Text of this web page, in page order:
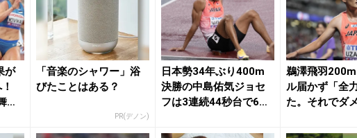
が
台
「音楽のシャワー」浴
びたことはある？
PR(デノン)
日本勢34年ぶり400m
決勝の中島佑気ジョセ
フは3連続44秒台で6位
鵜澤飛羽
ル届かず「全
た。それでダ